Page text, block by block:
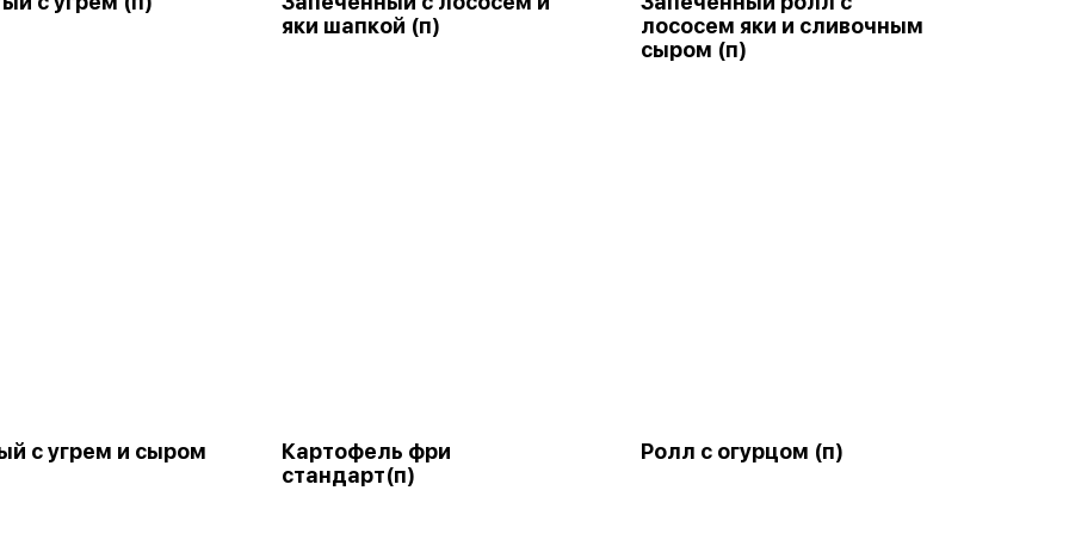
яки шапкой (п)
лососем яки и сливочным
сыром (п)
с угрем и сыром
Картофель фри
стандарт(п)
Ролл с огурцом (п)